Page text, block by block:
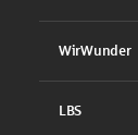
WirWunder
LBS